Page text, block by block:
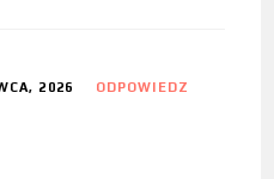
2026 ODPOWIEDZ